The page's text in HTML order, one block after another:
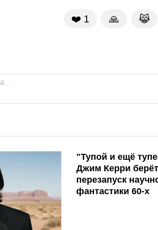
❤️ 1 🙏 😹
"Тупой и ещё
Джим Керри
перезапуск
фантастики 60-х